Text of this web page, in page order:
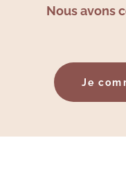
Nous avons
Je